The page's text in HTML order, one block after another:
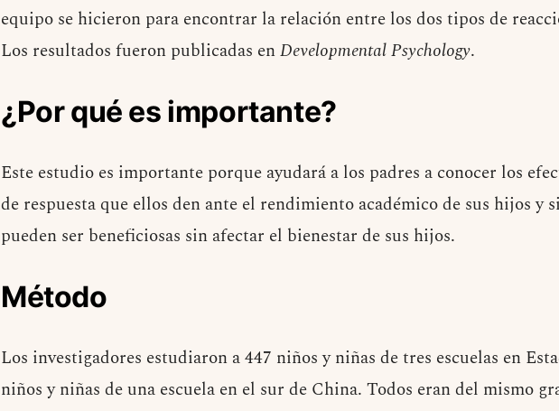
equipo se hicieron para encontrar la relación entre los dos tipos de
Los resultados fueron publicadas enDevelopmental Psychology.
¿Por qué es importante?
Este estudio es importante porque ayudará a los padres a conocer los
de respuesta que ellos den ante el rendimiento académico de sus hijos y
pueden ser beneficiosas sin afectar el bienestar de sus hijos.
Método
Los investigadores estudiaron a 447 niños y niñas de tres escuelas en
niños y niñas de una escuela en el sur de China. Todos eran del mismo